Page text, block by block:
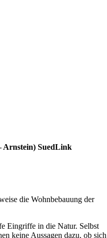
Arnstein) SuedLink
die Wohnbebauung der
Eingriffe in die Natur. Selbst
keine Aussagen dazu, ob sich